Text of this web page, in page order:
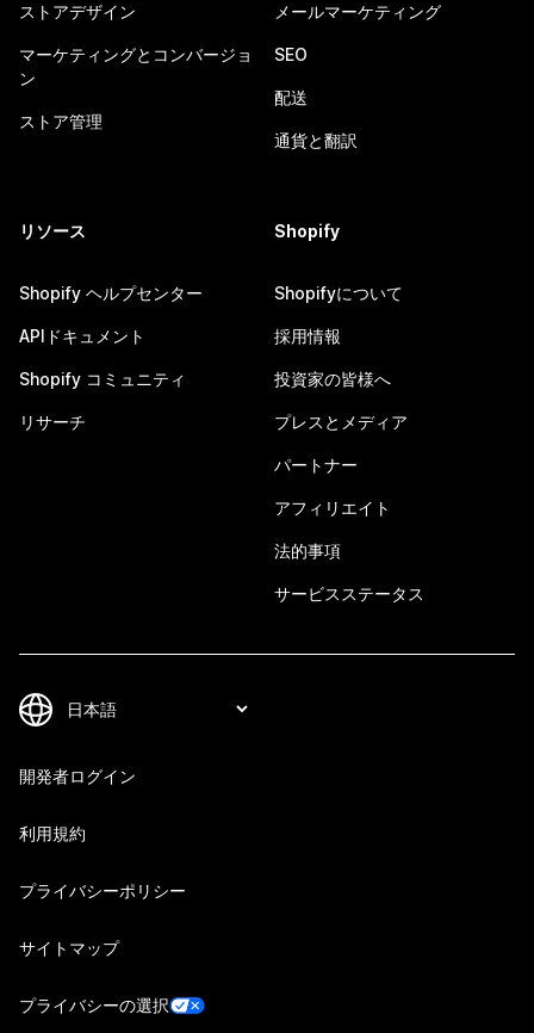
ストアデザイン
マーケティングとコンバージョ
ン
ストア管理
メールマーケティング
SEO
配送
通貨と翻訳
リソース
Shopify ヘルプセンター
APIドキュメント
Shopify コミュニティ
リサーチ
Shopify
Shopifyについて
採用情報
投資家の皆様へ
プレスとメディア
パートナー
アフィリエイト
法的事項
サービスステータス
開発者ログイン
利用規約
プライバシーポリシー
サイトマップ
プライバシーの選択